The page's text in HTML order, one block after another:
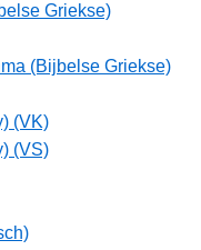
Griekse)
(Bijbelse Griekse)
(VK)
(VS)